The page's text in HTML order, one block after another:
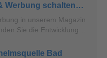
Werbung schalten…
in unserem Magazin
Sie die Entwicklung…
Bad